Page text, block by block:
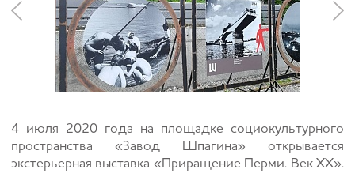
4 июля 2020 года на площадке социокультурного
пространства «Завод Шпагина» открывается
экстерьерная выставка «Приращение Перми. Век XX».